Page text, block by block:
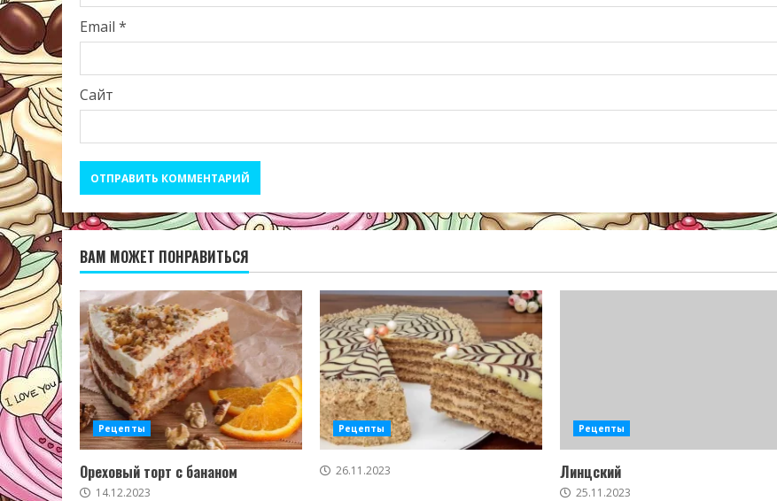
Email *
Сайт
ВАМ МОЖЕТ ПОНРАВИТЬСЯ
Рецепты
Ореховый торт с бананом
14.12.2023
Рецепты
26.11.2023
Рецепты
Линцский
25.11.2023